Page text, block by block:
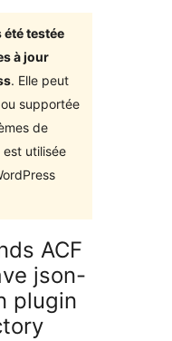
été testée
à jour
. Elle peut
supportée
de
est utilisée
ACF
json-
plugin